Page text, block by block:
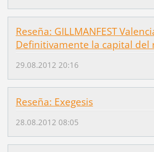
Reseña: GILLMANFEST
Definitivamente la capital del
29.08.2012 20:16
Reseña: Exegesis
28.08.2012 08:05